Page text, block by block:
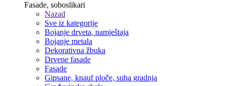
Fasade, soboslikari
Nazad
Sve iz kategorije
Bojanje drveta, namještaja
Bojanje metala
Dekorativna žbuka
Drvene fasade
Fasade
Gipsane, knauf ploče, suha gradnja